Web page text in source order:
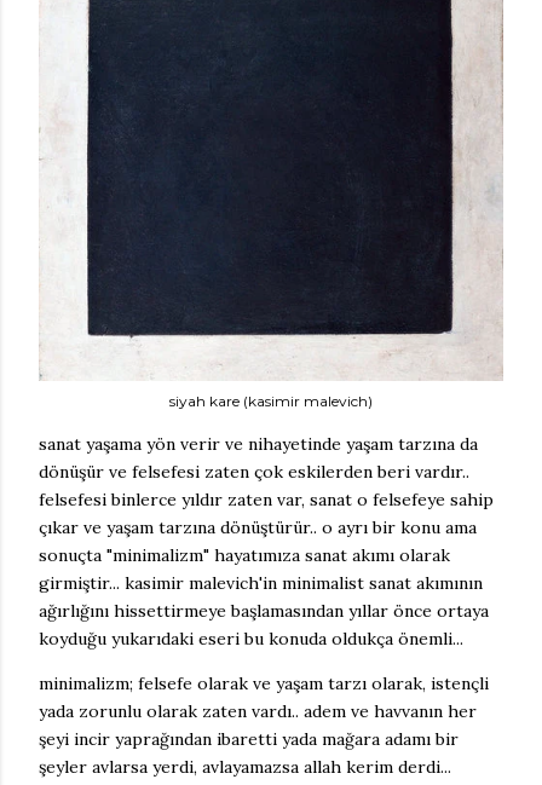
siyah kare (kasimir malevich)
sanat yaşama yön verir ve nihayetinde yaşam tarzına da
dönüşür ve felsefesi zaten çok eskilerden beri vardır..
felsefesi binlerce yıldır zaten var, sanat o felsefeye sahip
çıkar ve yaşam tarzına dönüştürür.. o ayrı bir konu ama
sonuçta "minimalizm" hayatımıza sanat akımı olarak
girmiştir... kasimir malevich'in minimalist sanat akımının
ağırlığını hissettirmeye başlamasından yıllar önce ortaya
koyduğu yukarıdaki eseri bu konuda oldukça önemli...
minimalizm; felsefe olarak ve yaşam tarzı olarak, istençli
yada zorunlu olarak zaten vardı.. adem ve havvanın her
şeyi incir yaprağından ibaretti yada mağara adamı bir
şeyler avlarsa yerdi, avlayamazsa allah kerim derdi...